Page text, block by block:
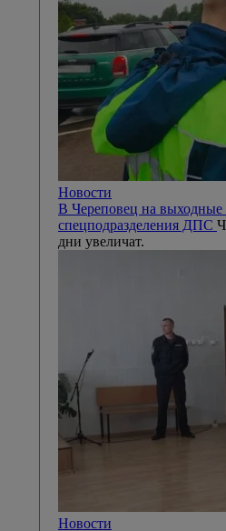
Новости
В Череповец на выходные
спецподразделения ДПС
дни увеличат.
Новости